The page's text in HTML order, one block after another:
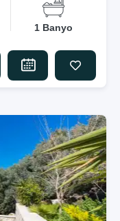
1 Banyo